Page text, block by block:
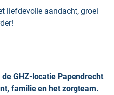
liefdevolle aandacht, groei
GHZ-locatie Papendrecht
familie en het zorgteam.